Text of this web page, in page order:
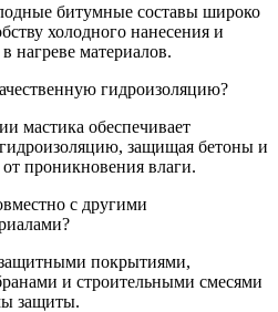
битумные составы широко
холодного нанесения и
нагреве материалов.
гидроизоляцию?
мастика обеспечивает
защищая бетоны и
проникновения влаги.
с другими
покрытиями,
и строительными смесями
защиты.